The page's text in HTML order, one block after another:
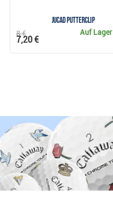
JuCad Putterclip
Auf Lager
8 €
7,20 €